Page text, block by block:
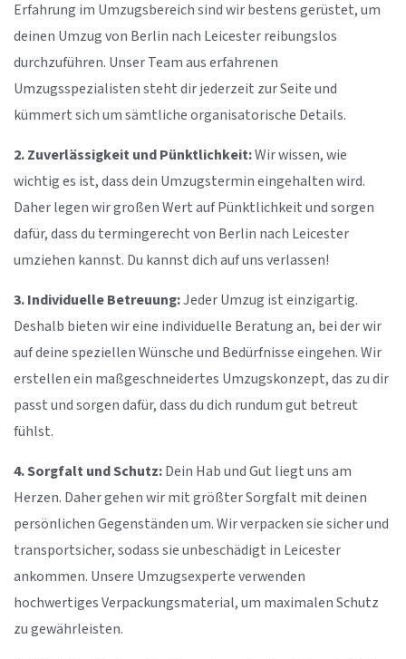
Erfahrung im Umzugsbereich sind wir bestens gerüstet, um
deinen Umzug von Berlin nach Leicester reibungslos
durchzuführen. Unser Team aus erfahrenen
Umzugsspezialisten steht dir jederzeit zur Seite und
kümmert sich um sämtliche organisatorische Details.
2. Zuverlässigkeit und Pünktlichkeit:Wir wissen, wie
wichtig es ist, dass dein Umzugstermin eingehalten wird.
Daher legen wir großen Wert auf Pünktlichkeit und sorgen
dafür, dass du termingerecht von Berlin nach Leicester
umziehen kannst. Du kannst dich auf uns verlassen!
3. Individuelle Betreuung:Jeder Umzug ist einzigartig.
Deshalb bieten wir eine individuelle Beratung an, bei der wir
auf deine speziellen Wünsche und Bedürfnisse eingehen. Wir
erstellen ein maßgeschneidertes Umzugskonzept, das zu dir
passt und sorgen dafür, dass du dich rundum gut betreut
fühlst.
4. Sorgfalt und Schutz:Dein Hab und Gut liegt uns am
Herzen. Daher gehen wir mit größter Sorgfalt mit deinen
persönlichen Gegenständen um. Wir verpacken sie sicher und
transportsicher, sodass sie unbeschädigt in Leicester
ankommen. Unsere Umzugsexperte verwenden
hochwertiges Verpackungsmaterial, um maximalen Schutz
zu gewährleisten.